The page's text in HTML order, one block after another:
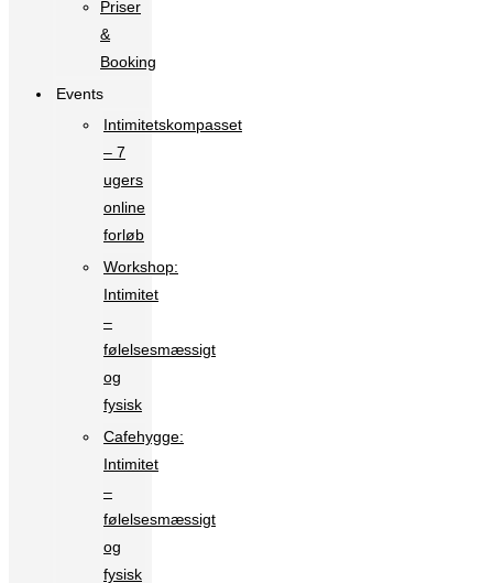
Priser
&
Booking
Events
Intimitetskompasset
– 7
ugers
online
forløb
Workshop:
Intimitet
–
følelsesmæssigt
og
fysisk
Cafehygge:
Intimitet
–
følelsesmæssigt
og
fysisk